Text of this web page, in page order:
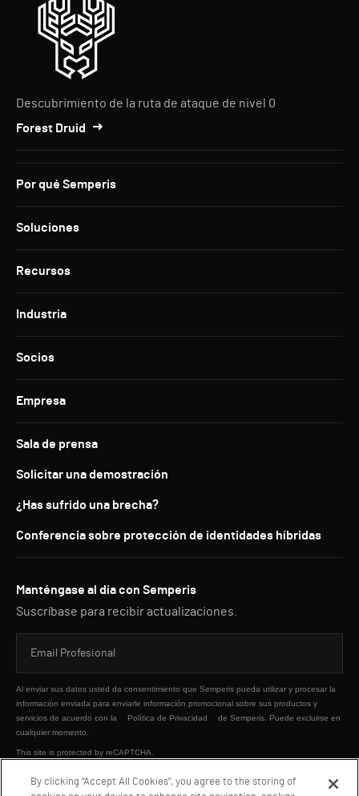
Descubrimiento de la ruta de ataque de nivel 0
Forest Druid
Por qué Semperis
Soluciones
Recursos
Industria
Socios
Empresa
Sala de prensa
Solicitar una demostración
¿Has sufrido una brecha?
Conferencia sobre protección de identidades híbridas
Manténgase al día con Semperis
Suscríbase para recibir actualizaciones.
Al enviar sus datos usted da consentimiento que Semperis pueda utilizar y procesar la
información enviada para enviarle información promocional sobre sus productos y
servicios de acuerdo con la
Política de Privacidad
de Semperis. Puede excluirse en
cualquier momento.
This site is protected by reCAPTCHA.
By clicking “Accept All Cookies”, you agree to the storing of